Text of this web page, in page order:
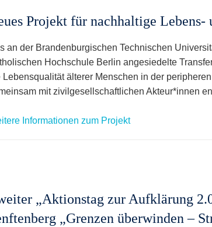
Projekt für nachhaltige
an der Brandenburgischen Technischen
Hochschule Berlin angesiedelte
Lebensqualität älterer Menschen in der
mit zivilgesellschaftlichen Akteur*innen
Informationen zum Projekt
„Aktionstag zur Aufklärung
„Grenzen überwinden –